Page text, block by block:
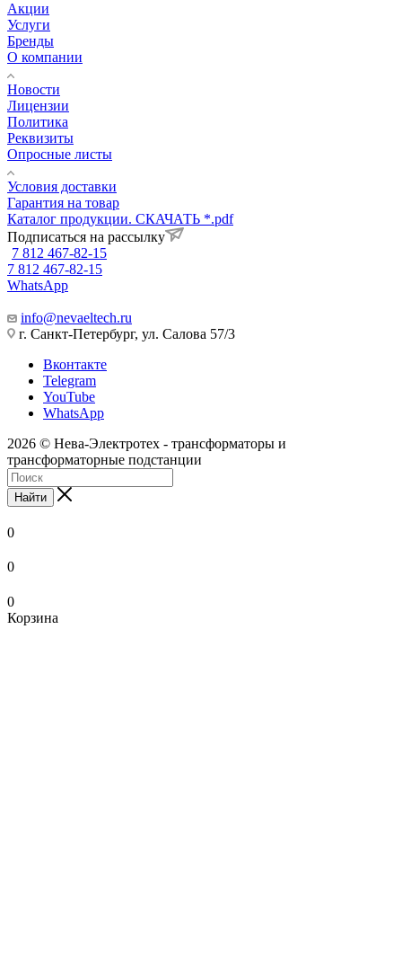
Акции
Услуги
Бренды
О компании
Новости
Лицензии
Политика
Реквизиты
Опросные листы
Условия доставки
Гарантия на товар
Каталог продукции. СКАЧАТЬ *.pdf
Подписаться на рассылку
7 812 467-82-15
7 812 467-82-15
WhatsApp
info@nevaeltech.ru
г. Санкт-Петербург, ул. Салова 57/3
Вконтакте
Telegram
YouTube
WhatsApp
2026 © Нева-Электротех - трансформаторы и
трансформаторные подстанции
Найти
0
0
0
Корзина